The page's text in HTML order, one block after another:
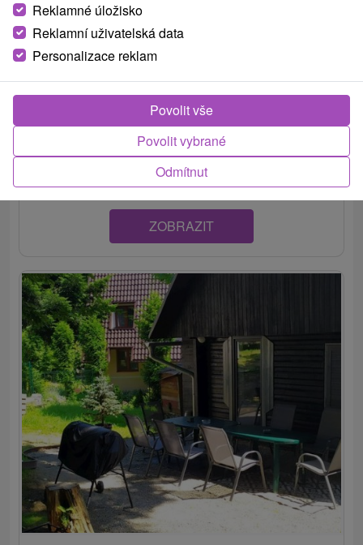
Chata Viňanka Vinné
Chata sa nachádza v pokojnej oblasti Viňanka, blízko
nádrže Zemplínska šírava, v obľúbenej obci...
ZOBRAZIT
Reklamné úložisko
Reklamní uživatelská data
Personalizace reklam
Odmítnut
Povolit vybrané
Povolit vše